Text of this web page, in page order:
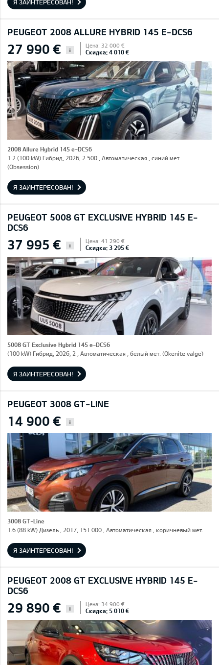
Я ЗАИНТЕРЕСОВАН!
PEUGEOT 2008 ALLURE HYBRID 145 E-DCS6
27 990 € i
Цена: 32 000 €
Скидка: 4 010 €
2008 Allure Hybrid 145 e-DCS6
1.2 (100 kW) Гибрид, 2026, 2 500 , Автоматическая , синий мет.
(Obsession)
Я ЗАИНТЕРЕСОВАН!
PEUGEOT 5008 GT EXCLUSIVE HYBRID 145 E-
DCS6
37 995 € i
Цена: 41 290 €
Скидка: 3 295 €
5008 GT Exclusive Hybrid 145 e-DCS6
(100 kW) Гибрид, 2026, 2 , Автоматическая , белый мет. (Okenite valge)
Я ЗАИНТЕРЕСОВАН!
PEUGEOT 3008 GT-LINE
14 900 € i
3008 GT-Line
1.6 (88 kW) Дизель , 2017, 151 000 , Автоматическая , коричневый мет.
Я ЗАИНТЕРЕСОВАН!
PEUGEOT 2008 GT EXCLUSIVE HYBRID 145 E-
DCS6
29 890 € i
Цена: 34 900 €
Скидка: 5 010 €